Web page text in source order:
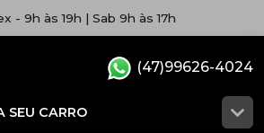
- 9h às 19h | Sab 9h às 17h
SEU CARRO
(47)99626-4024